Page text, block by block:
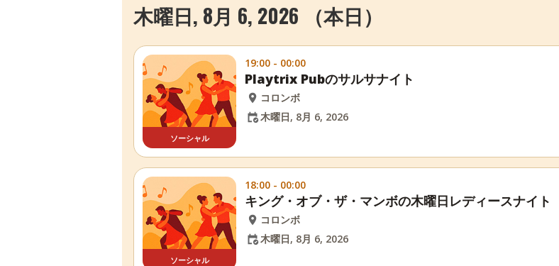
木曜日, 8月 6, 2026 （本日）
ソーシャル
19:00 - 00:00
Playtrix Pubのサルサナイト
コロンボ
木曜日, 8月 6, 2026
ソーシャル
18:00 - 00:00
キング・オブ・ザ・マンボの木曜日レディースナイト
コロンボ
木曜日, 8月 6, 2026